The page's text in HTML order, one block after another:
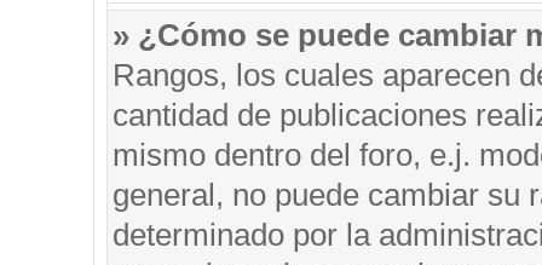
» ¿Cómo se puede cambiar
Rangos, los cuales aparecen
cantidad de publicaciones
mismo dentro del foro, e.j.
general, no puede cambiar su
determinado por la